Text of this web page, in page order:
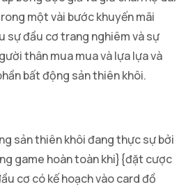
một vài bước khuyến mãi
sự đầu cơ trang nghiêm và sự
thân mua mua và lựa lựa và
bất động sản thiên khôi.
sản thiên khôi đang thực sự bởi
game hoàn toàn khi}{đặt cược
cơ có kế hoạch vào card đồ